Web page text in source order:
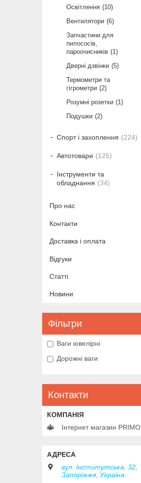
Освітлення
10
Вентилятори 6
Запчастини для
пилососів,
пароочисників
1
Дверні дзвінки 5
Термометри та
гігрометри 2
Розумні розетки
1
Подушки 2
Спорт і захоплення 224
Автотовари 125
Інструменти та
обладнання
34
Про нас
Контакти
Доставка і оплата
Відгуки
Статті
Новини
Фільтри
Ваги ювелірні
Дорожні ваги
Контакти
Інтернет магазин PRIMO
вул. Інститутська, 32,
Запоріжжя, Україна